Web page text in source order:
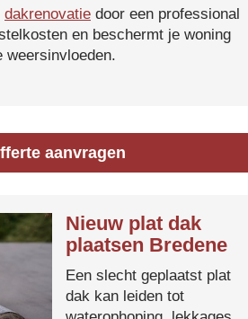
dakrenovatie door een professional
en beschermt je woning
weersinvloeden.
aanvragen
Nieuw plat dak
plaatsen Bredene
Een slecht geplaatst plat
dak kan leiden tot